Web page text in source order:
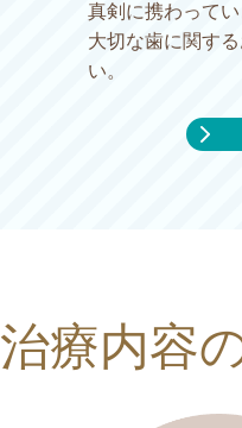
真剣に携わってい
大切な歯に関す
い。
治療内容